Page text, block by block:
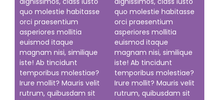
quo molestie habitasse
orci praesentium
asperiores mollitia
euismod itaque
magnam nisi, similique
iste! Ab tincidunt
temporibus molestiae?
Irure mollit? Mauris velit
rutrum, quibusdam sit
quo molestie habitasse
orci praesentium
asperiores mollitia
euismod itaque
magnam nisi, similique
iste! Ab tincidunt
temporibus molestiae?
Irure mollit? Mauris velit
rutrum, quibusdam sit